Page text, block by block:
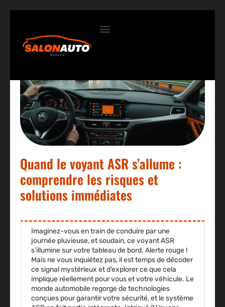
Quand le voyant ASR s’allume :
comprendre les risques et
solutions immédiates
Imaginez-vous en train de conduire par une
journée pluvieuse, et soudain, ce voyant ASR
s’illumine sur votre tableau de bord. Alerte rouge !
Mais ne vous inquiétez pas, il est temps de décoder
ce signal mystérieux et d’explorer ce que cela
implique réellement pour vous et votre véhicule. Le
monde automobile regorge de technologies
conçues pour garantir votre sécurité, et le système